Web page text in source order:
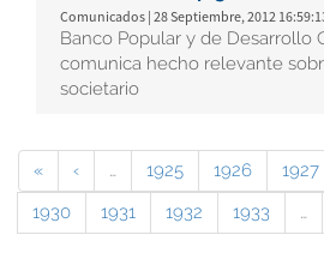
Comunicados | 28 Septiembre, 2012
Banco Popular y de Desarrollo
comunica hecho relevante
societario
« ‹ … 1925 1926 1927
1930
1931 1932 1933 …